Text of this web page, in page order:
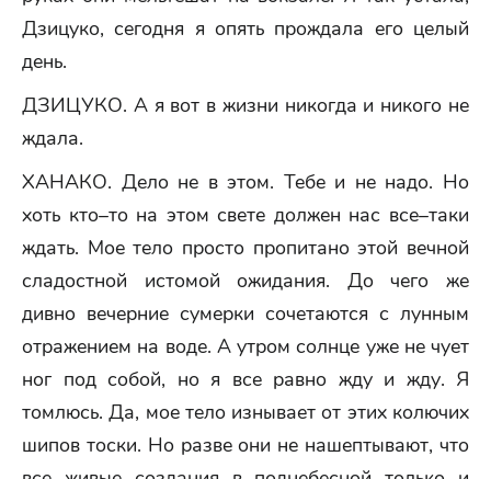
Дзицуко, сегодня я опять прождала его целый
день.
ДЗИЦУКО. А я вот в жизни никогда и никого не
ждала.
ХАНАКО. Дело не в этом. Тебе и не надо. Но
хоть кто–то на этом свете должен нас все–таки
ждать. Мое тело просто пропитано этой вечной
сладостной истомой ожидания. До чего же
дивно вечерние сумерки сочетаются с лунным
отражением на воде. А утром солнце уже не чует
ног под собой, но я все равно жду и жду. Я
томлюсь. Да, мое тело изнывает от этих колючих
шипов тоски. Но разве они не нашептывают, что